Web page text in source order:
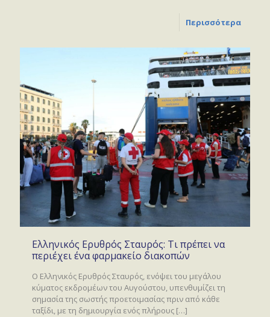
Περισσότερα
Ελληνικός Ερυθρός Σταυρός: Τι πρέπει να
περιέχει ένα φαρμακείο διακοπών
Ο Ελληνικός Ερυθρός Σταυρός, ενόψει του μεγάλου
κύματος εκδρομέων του Αυγούστου, υπενθυμίζει τη
σημασία της σωστής προετοιμασίας πριν από κάθε
ταξίδι, με τη δημιουργία ενός πλήρους […]